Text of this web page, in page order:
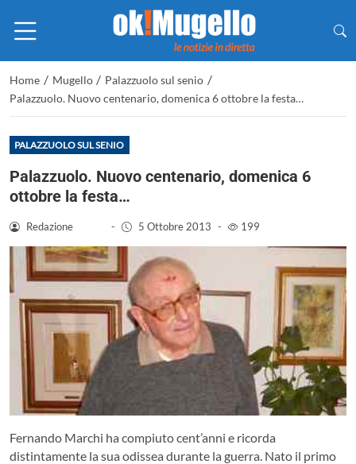
Home / Mugello / Palazzuolo sul senio /
Palazzuolo. Nuovo centenario, domenica 6 ottobre la festa…
PALAZZUOLO SUL SENIO
Palazzuolo. Nuovo centenario, domenica 6
ottobre la festa…
Redazione - 5 Ottobre 2013 - 199
Fernando Marchi ha compiuto cent’anni e ricorda
distintamente la sua odissea durante la guerra. Nato il primo